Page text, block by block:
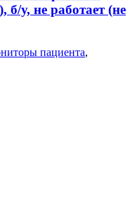
у, не работает (не
пациента,